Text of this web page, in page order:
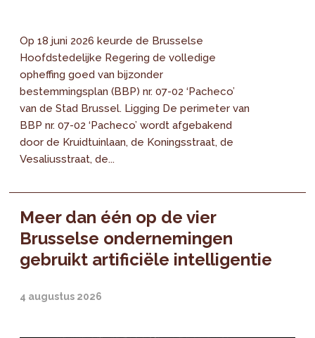
Op 18 juni 2026 keurde de Brusselse
Hoofdstedelijke Regering de volledige
opheffing goed van bijzonder
bestemmingsplan (BBP) nr. 07-02 ‘Pacheco’
van de Stad Brussel. Ligging De perimeter van
BBP nr. 07-02 ‘Pacheco’ wordt afgebakend
door de Kruidtuinlaan, de Koningsstraat, de
Vesaliusstraat, de...
Meer dan één op de vier
Brusselse ondernemingen
gebruikt artificiële intelligentie
4 augustus 2026